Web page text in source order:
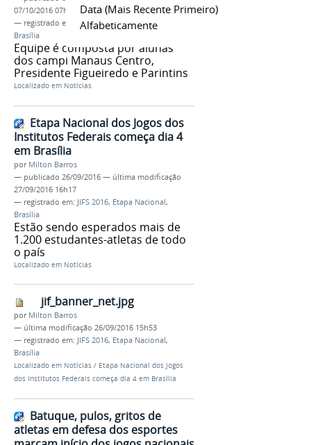
Data (mais Recente Primeiro)
Alfabeticamente
07/10/2016 07h59
— registrado em:
JIF2016,Xadrez,etapa nacional
Brasília
Equipe é composta por alunas
dos campi Manaus Centro,
Presidente Figueiredo e Parintins
Localizado em Notícias
Etapa Nacional dos Jogos dos
Institutos Federais começa dia 4
em Brasília
por Milton Barros
— publicado 26/09/2016 — última modificação
27/09/2016 16h17
— registrado em: JIFS 2016, Etapa Nacional,
Brasília
Estão sendo esperados mais de
1.200 estudantes-atletas de todo
o país
Localizado em Notícias
jif_banner_net.jpg
por Milton Barros
— última modificação 26/09/2016 15h53
— registrado em: JIFS 2016, Etapa Nacional,
Brasília
Localizado em Notícias / Etapa Nacional dos Jogos
dos Institutos Federais começa dia 4 em Brasília
Batuque, pulos, gritos de
atletas em defesa dos esportes